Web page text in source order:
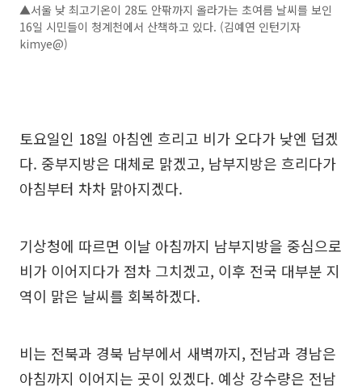
▲서울 낮 최고기온이 28도 안팎까지 올라가는 초여름 날씨를 보인
16일 시민들이 청계천에서 산책하고 있다. (김예연 인턴기자
kimye@)
토요일인 18일 아침엔 흐리고 비가 오다가 낮엔 덥겠
다. 중부지방은 대체로 맑겠고, 남부지방은 흐리다가
아침부터 차차 맑아지겠다.
기상청에 따르면 이날 아침까지 남부지방을 중심으로
비가 이어지다가 점차 그치겠고, 이후 전국 대부분 지
역이 맑은 날씨를 회복하겠다.
비는 전북과 경북 남부에서 새벽까지, 전남과 경남은
아침까지 이어지는 곳이 있겠다. 예상 강수량은 전남